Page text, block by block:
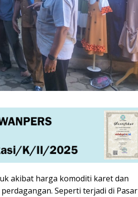
akibat harga komoditi karet dan
Seperti terjadi di Pasar